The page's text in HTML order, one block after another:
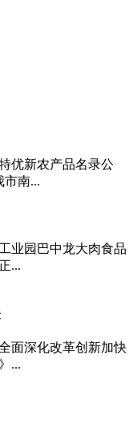
优新农产品名录公
市南...
业园巴中龙大肉食品
...
面深化改革创新加快
...